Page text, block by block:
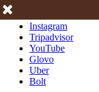
Instagram
Tripadvisor
YouTube
Glovo
Uber
Bolt